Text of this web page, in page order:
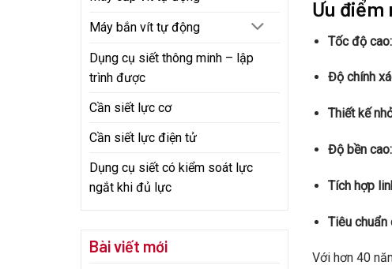
Máy bắn vít tự động
Dụng cụ siết thông minh – lập
trình được
Cần siết lực cơ
Cần siết lực điện tử
Dụng cụ siết có kiểm soát lực
ngắt khi đủ lực
Bài viết mới
Ưu điểm
Tốc độ cao:
Độ chính
Thiết kế
Độ bền cao:
Tích hợp
Tiêu chuẩn
Với hơn 40